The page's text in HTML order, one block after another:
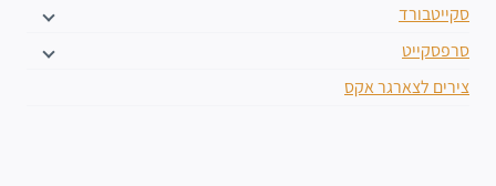
סקייטבורד
סרפסקייט
צירים לצארגר אקס